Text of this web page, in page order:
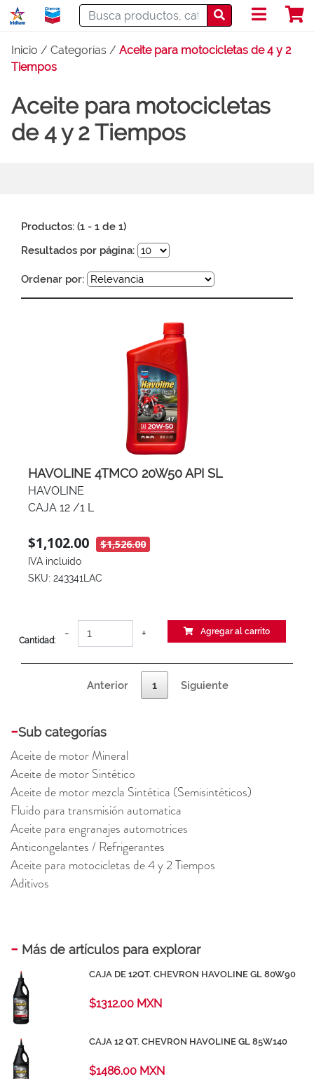
Inicio / Categorías / Aceite para motocicletas de 4 y 2
Tiempos
Aceite para motocicletas
de 4 y 2 Tiempos
-Sub categorías
Aceite de motor Mineral
Aceite de motor Sintético
Aceite de motor mezcla Sintética (Semisintéticos)
Fluido para transmisión automatica
Aceite para engranajes automotrices
Anticongelantes / Refrigerantes
Aceite para motocicletas de 4 y 2 Tiempos
Aditivos
- Más de artículos para explorar
CAJA DE 12QT. CHEVRON HAVOLINE GL 80W90
$1312.00 MXN
CAJA 12 QT. CHEVRON HAVOLINE GL 85W140
$1486.00 MXN
Productos: (1 - 1 de 1)
Resultados por página:
Ordenar por:
HAVOLINE 4TMCO 20W50 API SL
HAVOLINE
CAJA 12 /1 L
$1,102.00 $1,526.00
IVA incluido
SKU: 243341LAC
Cantidad:
- + Agregar al carrito
Anterior 1 Siguiente